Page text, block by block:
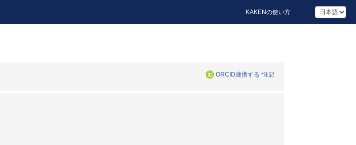
KAKENの使い方
ORCID連携する *注記